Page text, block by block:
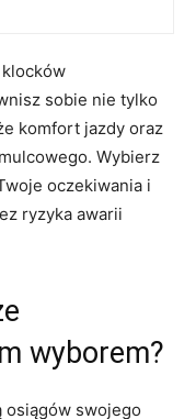
sobie ‌nie tylko​
komfort jazdy oraz
Wybierz
oczekiwania i
⁣ryzyka awarii
wyborem?
osiągów swojego